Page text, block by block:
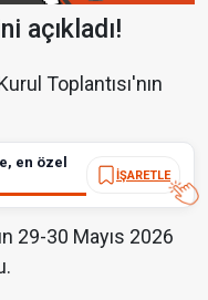
açıkladı!
Toplantısı'nın
en özel
İŞARETLE
29-30 Mayıs 2026